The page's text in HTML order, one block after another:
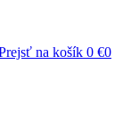
na košík 0 €0